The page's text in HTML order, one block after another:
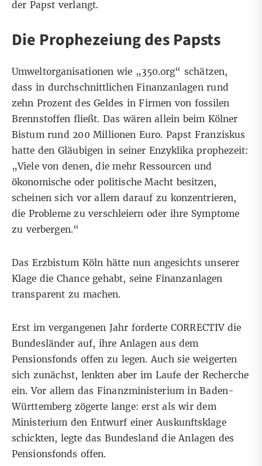
der Papst verlangt.
Die Prophezeiung des Papsts
Umweltorganisationen wie „350.org“ schätzen,
dass in durchschnittlichen Finanzanlagen rund
zehn Prozent des Geldes in Firmen von fossilen
Brennstoffen fließt. Das wären allein beim Kölner
Bistum rund 200 Millionen Euro. Papst Franziskus
hatte den Gläubigen in seiner Enzyklika prophezeit:
„Viele von denen, die mehr Ressourcen und
ökonomische oder politische Macht besitzen,
scheinen sich vor allem darauf zu konzentrieren,
die Probleme zu verschleiern oder ihre Symptome
zu verbergen.“
Das Erzbistum Köln hätte nun angesichts unserer
Klage die Chance gehabt, seine Finanzanlagen
transparent zu machen.
Erst im vergangenen Jahr forderte CORRECTIV die
Bundesländer auf, ihre Anlagen aus dem
Pensionsfonds offen zu legen. Auch sie weigerten
sich zunächst, lenkten aber im Laufe der Recherche
ein. Vor allem dasFinanzministerium in Baden-
Württembergzögerte lange: erst als wir dem
Ministerium den Entwurf einer Auskunftsklage
schickten, legte das Bundesland die Anlagen des
Pensionsfonds offen.